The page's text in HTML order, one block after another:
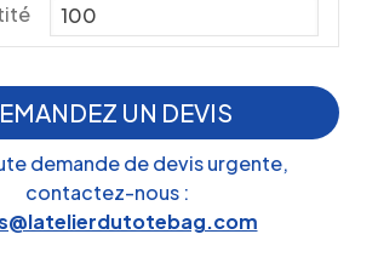
UN DEVIS
demande de devis urgente,
contactez-nous :